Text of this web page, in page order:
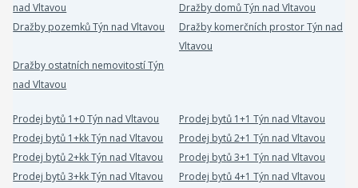
nad Vltavou
Dražby domů Týn nad Vltavou
Dražby pozemků Týn nad Vltavou
Dražby komerčních prostor Týn nad
Vltavou
Dražby ostatních nemovitostí Týn
nad Vltavou
Prodej bytů 1+0 Týn nad Vltavou
Prodej bytů 1+1 Týn nad Vltavou
Prodej bytů 1+kk Týn nad Vltavou
Prodej bytů 2+1 Týn nad Vltavou
Prodej bytů 2+kk Týn nad Vltavou
Prodej bytů 3+1 Týn nad Vltavou
Prodej bytů 3+kk Týn nad Vltavou
Prodej bytů 4+1 Týn nad Vltavou